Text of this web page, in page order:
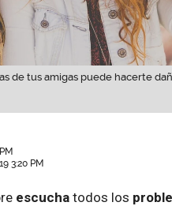
de tus amigas puede hacerte
3:20 PM
escucha todos los